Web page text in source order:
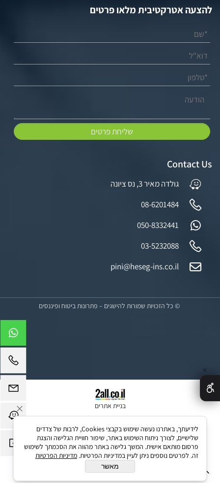
להצעה אטרקטיבית מלאו פרטים
Contact Us
גולדה מאיר 3, נס ציונה
08-6201484
050-8332441
03-5232088
pini@heseg-ins.co.il
© כל הזכויות שמורות להישגים – פתרונות ביטוח ופיננסים
בניית אתרים
✕
לידיעתך, באתרנו נעשה שימוש בקבצי Cookies, לרבות של צדדים
שלישיים, לצורך ניתוח השימוש באתר, שיפור חוויית הגלישה והצגת
פרסום מותאם אישית. המשך גלישה באתר מהווה את הסכמתך לשימוש
זה. לפרטים נוספים ניתן לעיין במדיניות הפרטיות. מדיניות הפרטיות
מאשר